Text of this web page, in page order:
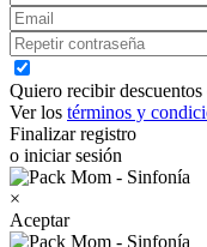
Quiero recibir
Ver los términos y
Finalizar registro
o iniciar sesión
×
Aceptar